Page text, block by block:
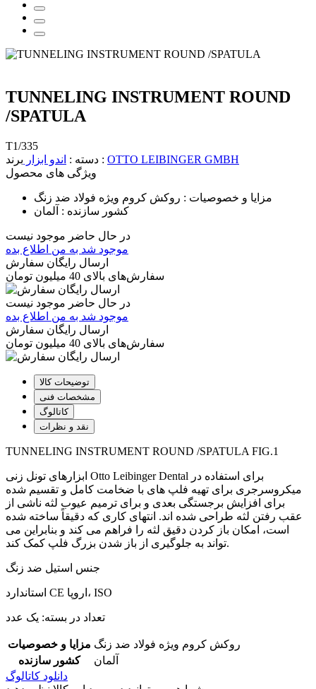
TUNNELING INSTRUMENT ROUND
/SPATULA
T1/335
دسته : اندو ابزار برند : OTTO LEIBINGER GMBH
ویژگی های محصول
مزایا و خصوصیات : روکش کروم ویژه فولاد ضد زنگ
کشور سازنده : آلمان
در حال حاضر موجود نیست
موجود شد به من اطلاع بده
ارسال رایگان سفارش
سفارش‌های بالای 40 میلیون تومان
در حال حاضر موجود نیست
موجود شد به من اطلاع بده
ارسال رایگان سفارش
سفارش‌های بالای 40 میلیون تومان
توضیحات کالا
مشخصات فنی
کاتالوگ
نقد و نظرات
TUNNELING INSTRUMENT ROUND /SPATULA FIG.1
ابزارهای تونل زنی Otto Leibinger Dental برای استفاده در
میکروسرجری برای تهیه فلپ های با ضخامت کامل و تقسیم شده
برای افزایش برجستگی بعدی و برای ترمیم عیوب لثه ناشی از
عقب رفتن لثه طراحی شده اند. انتهای کاری که دقیقاً ساخته شده
است، امکان باز کردن دقیق لثه را فراهم می کند و بنابراین می
تواند به جلوگیری از باز شدن بزرگ فلپ کمک کند.
جنس استیل ضد زنگ
استاندارد CE اروپا، ISO
تعداد در بسته: یک عدد
مزایا و خصوصیات روکش کروم ویژه فولاد ضد زنگ
کشور سازنده
آلمان
دانلود کاتالوگ